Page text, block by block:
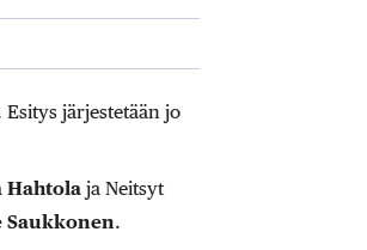
järjestetään jo
Hahtolaja Neitsyt
Saukkonen.